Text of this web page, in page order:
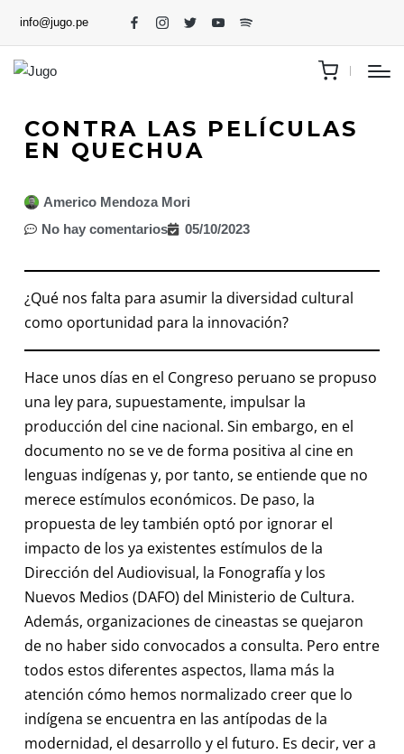
info@jugo.pe
CONTRA LAS PELÍCULAS
EN QUECHUA
Americo Mendoza Mori
No hay comentarios
05/10/2023
¿Qué nos falta para asumir la diversidad cultural
como oportunidad para la innovación?
Hace unos días en el Congreso peruano se propuso
una ley para, supuestamente, impulsar la
producción del cine nacional. Sin embargo, en el
documento no se ve de forma positiva al cine en
lenguas indígenas y, por tanto, se entiende que no
merece estímulos económicos. De paso, la
propuesta de ley también optó por ignorar el
impacto de los ya existentes estímulos de la
Dirección del Audiovisual, la Fonografía y los
Nuevos Medios (DAFO) del Ministerio de Cultura.
Además, organizaciones de cineastas se quejaron
de no haber sido convocados a consulta. Pero entre
todos estos diferentes aspectos, llama más la
atención cómo hemos normalizado creer que lo
indígena se encuentra en las antípodas de la
modernidad, el desarrollo y el futuro. Es decir, ver a